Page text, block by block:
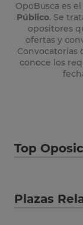
OpoBusca es
Público. Se
opositores
ofertas y
Convocatorias
conoce los
Top
Plazas